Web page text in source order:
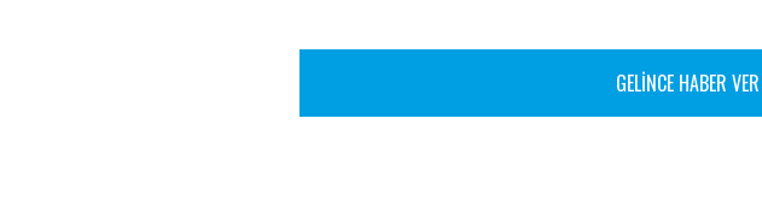
GELİNCE HABER VER